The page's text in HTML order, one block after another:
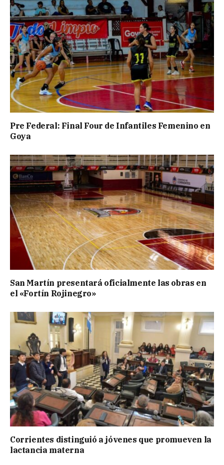
Pre Federal: Final Four de Infantiles Femenino en
Goya
San Martín presentará oficialmente las obras en
el «Fortín Rojinegro»
Corrientes distinguió a jóvenes que promueven la
lactancia materna